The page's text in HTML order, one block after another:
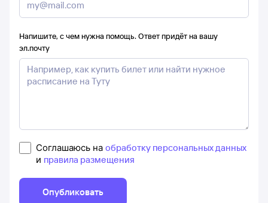
Напишите, с чем нужна помощь. Ответ придёт на вашу
эл.почту
Соглашаюсь на обработку персональных данных
и правила размещения
Опубликовать